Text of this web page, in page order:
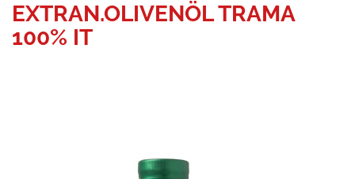
EXTRAN.OLIVENÖL TRAMA
100% IT